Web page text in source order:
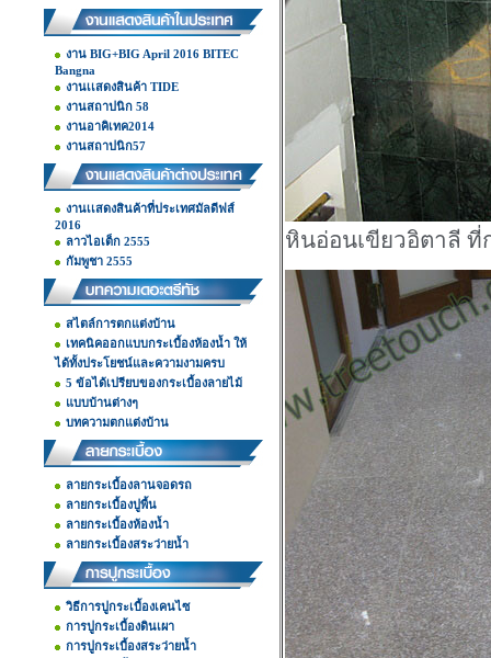
งาน BIG+BIG April 2016 BITEC
Bangna
งานเเสดงสินค้า TIDE
งานสถาปนิก 58
งานอาคิเทค2014
งานสถาปนิก57
งานเเสดงสินค้าที่ประเทศมัลดีฟส์
2016
ลาวไอเต็ก 2555
กัมพูชา 2555
สไตล์การตกแต่งบ้าน
เทคนิคออกแบบกระเบื้องห้องน้ำ ให้
ได้ทั้งประโยชน์และความงามครบ
5 ข้อได้เปรียบของกระเบื้องลายไม้
แบบบ้านต่างๆ
บทความตกแต่งบ้าน
ลายกระเบื้องลานจอดรถ
ลายกระเบื้องปูพื้น
ลายกระเบื้องห้องน้ำ
ลายกระเบื้องสระว่ายน้ำ
วิธีการปูกระเบื้องเคนไซ
การปูกระเบื้องดินเผา
การปูกระเบื้องสระว่ายน้ำ
หินอ่อนเขียวอิตาลี ที่